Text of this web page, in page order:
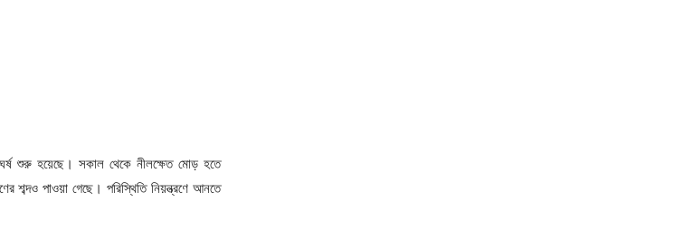
সংঘর্ষ শুরু হয়েছে। সকাল থেকে নীলক্ষেত মোড় হতে
শব্দও পাওয়া গেছে। পরিস্থিতি নিয়ন্ত্রণে আনতে